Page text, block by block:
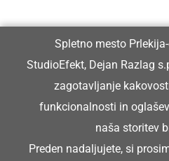
Spletno mesto
StudioEfekt, Dejan Razlag
zagotavljanje
funkcionalnosti in
naša storitev
Preden nadaljujete, si